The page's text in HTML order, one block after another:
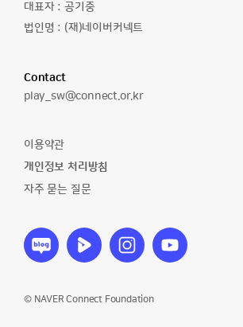
대표자 : 공기중
법인명 : (재)네이버커넥트
Contact
이
일
play_sw@connect.or.kr
© NAVER Connect Foundation
이용약관
개인정보 처리방침
자주 묻는 질문
소
프
트
야
소
프
트
야
소
프
트
야
소
프
트
야